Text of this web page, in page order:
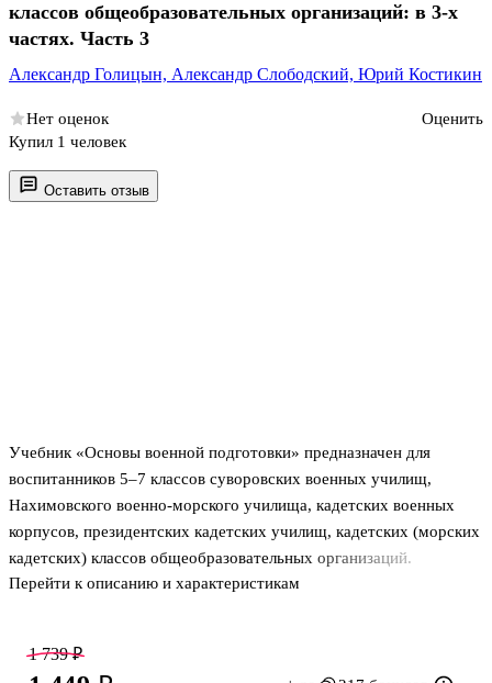
Оставить отзыв
Учебник «Основы военной подготовки» предназначен для
воспитанников 5–7 классов суворовских военных училищ,
Нахимовского военно-морского училища, кадетских военных
корпусов, президентских кадетских училищ, кадетских (морских
кадетских) классов общеобразовательных организаций.
В учебнике изложены основные сведения о Вооружённых Силах
материал об истории довузовского военного образования.
Перейти к описанию и характеристикам
классов общеобразовательных организаций: в 3-х
частях. Часть 3
Александр Голицын, Александр Слободский, Юрий Костикин
Нет оценок
Оценить
Купил 1 человек
1 739 ₽